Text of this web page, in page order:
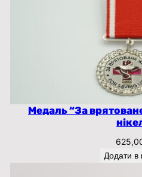
Медаль “За
Додати в